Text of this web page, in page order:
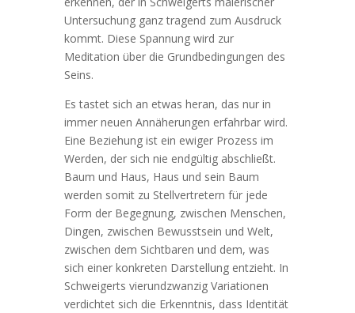
Untersuchung ganz tragend zum Ausdruck
kommt. Diese Spannung wird zur
Meditation über die Grundbedingungen des
Seins.
Es tastet sich an etwas heran, das nur in
immer neuen Annäherungen erfahrbar wird.
Eine Beziehung ist ein ewiger Prozess im
Werden, der sich nie endgültig abschließt.
Baum und Haus, Haus und sein Baum
werden somit zu Stellvertretern für jede
Form der Begegnung, zwischen Menschen,
Dingen, zwischen Bewusstsein und Welt,
zwischen dem Sichtbaren und dem, was
sich einer konkreten Darstellung entzieht. In
Schweigerts vierundzwanzig Variationen
verdichtet sich die Erkenntnis, dass Identität